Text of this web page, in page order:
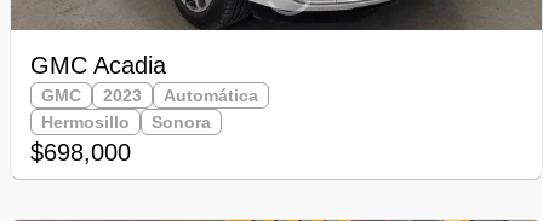
GMC Acadia
GMC 2023
Automática
Hermosillo
Sonora
$698,000